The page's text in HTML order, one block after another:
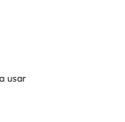
usar